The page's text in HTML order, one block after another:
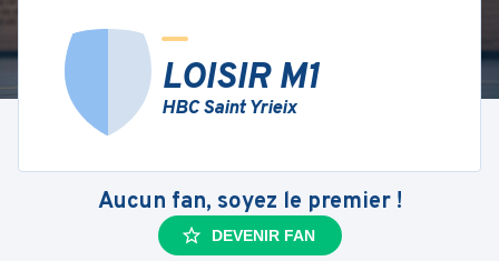
LOISIR M1
HBC Saint Yrieix
Aucun fan, soyez le premier !
DEVENIR FAN